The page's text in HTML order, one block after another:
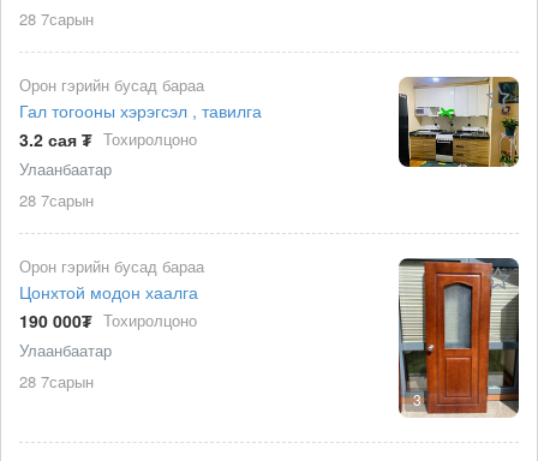
28 7сарын
Орон гэрийн бусад бараа
Гал тогооны хэрэгсэл , тавилга
3.2 сая ₮ Тохиролцоно
Улаанбаатар
28 7сарын
3
Орон гэрийн бусад бараа
Цонхтой модон хаалга
190 000₮ Тохиролцоно
Улаанбаатар
28 7сарын